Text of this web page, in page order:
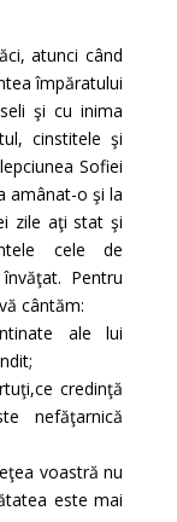
atunci când
împăratului
şi cu inima
cinstitele şi
Sofiei
amânat-o şi la
zile aţi stat şi
cele de
Pentru
cântăm:
ale lui
credinţă
nefăţarnică
voastră nu
este mai